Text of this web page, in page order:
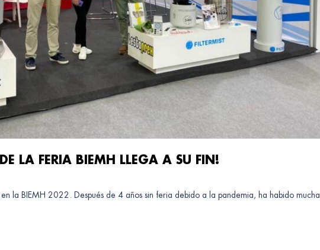
LA FERIA BIEMH LLEGA A SU FIN!
la BIEMH 2022. Después de 4 años sin feria debido a la pandemia, ha habido mucha